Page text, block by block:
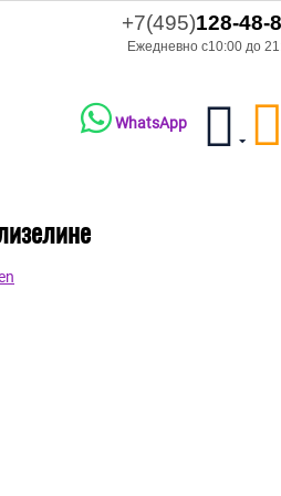
+7(495)128-48-
Ежедневно с10:00 до
WhatsApp